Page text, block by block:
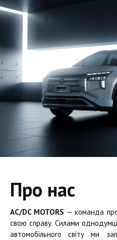
Про нас
AC/DC MOTORS — команда
свою справу. Силами
автомобільного світу ми